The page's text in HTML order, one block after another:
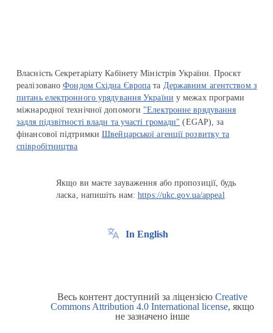
Власність Секретаріату Кабінету Міністрів України. Проєкт
реалізованоФондом Східна Європа та Державним агентством з
питань електронного урядування України у межах програми
міжнародної технічної допомоги "Електронне врядування
задля підзвітності влади та участі громади" (EGAP), за
фінансової підтримкиШвейцарської агенції розвитку та
співробітництва
Якщо ви маєте зауваження або пропозиції, будь
ласка, напишіть нам:https://ukc.gov.ua/appeal
In English
Весь контент доступний за ліцензією Creative
Commons Attribution 4.0 International license, якщо
не зазначено інше